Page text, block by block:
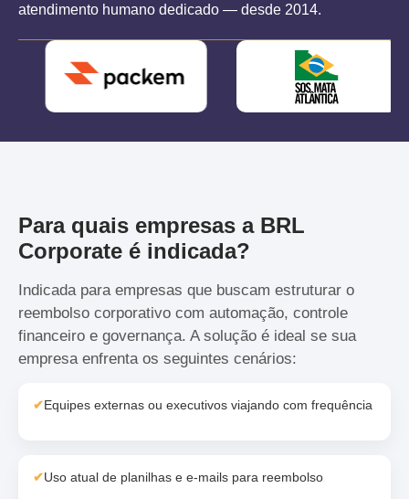
atendimento humano dedicado — desde 2014.
Para quais empresas a BRL
Corporate é indicada?
Indicada para empresas que buscam estruturar o
reembolso corporativo com automação, controle
financeiro e governança. A solução é ideal se sua
empresa enfrenta os seguintes cenários:
✔Equipes externas ou executivos viajando com frequência
✔Uso atual de planilhas e e-mails para reembolso